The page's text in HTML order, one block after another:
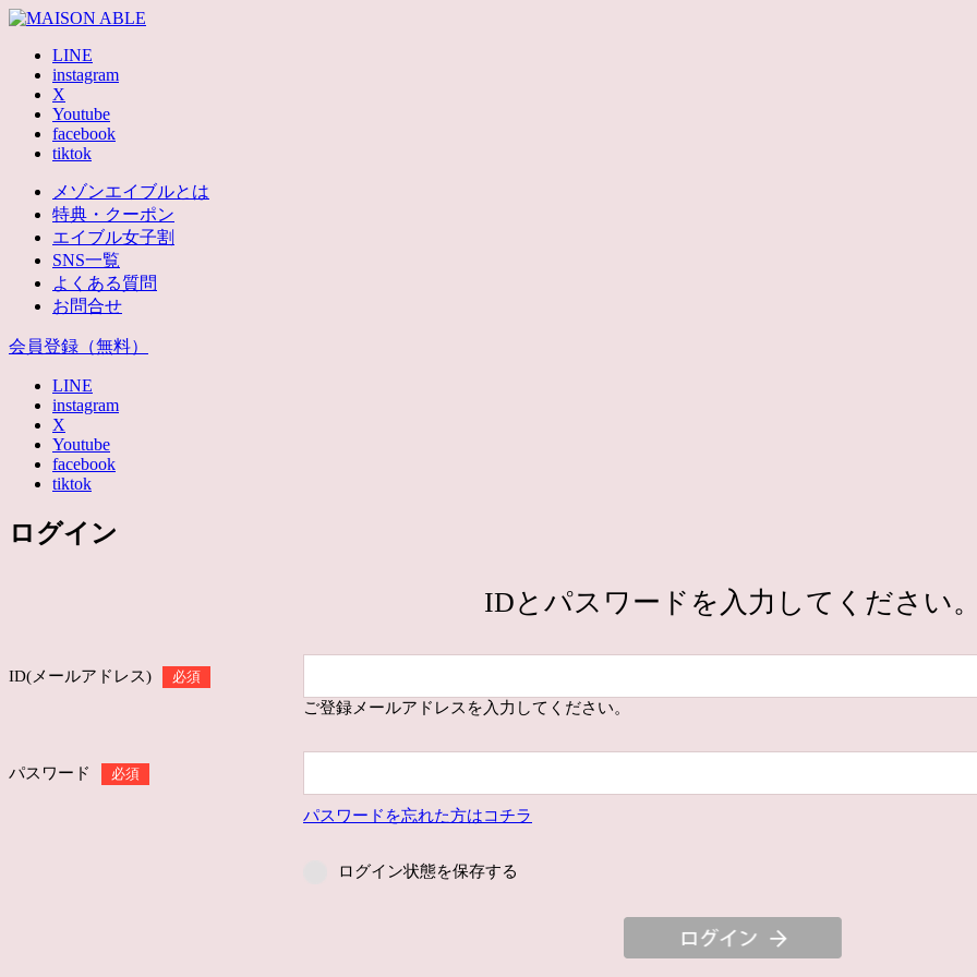
LINE
instagram
X
Youtube
facebook
tiktok
メゾンエイブルとは
特典・クーポン
エイブル女子割
SNS一覧
よくある質問
お問合せ
会員登録（無料）
LINE
instagram
X
Youtube
facebook
tiktok
ログイン
IDとパスワードを入力してください
ID(メールアドレス) 必須
ご登録メールアドレスを入力してください。
パスワード 必須
パスワードを忘れた方はコチラ
ログイン状態を保存する